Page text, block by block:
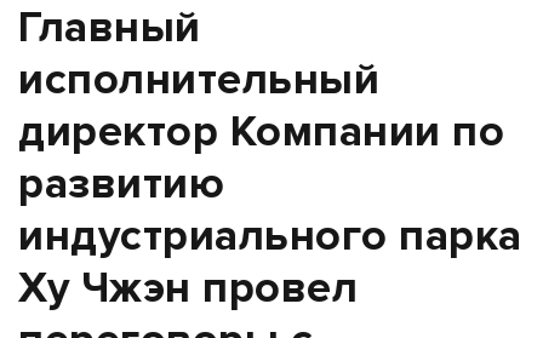
Главный
исполнительный
директор Компании по
развитию
индустриального парка
Ху Чжэн провел